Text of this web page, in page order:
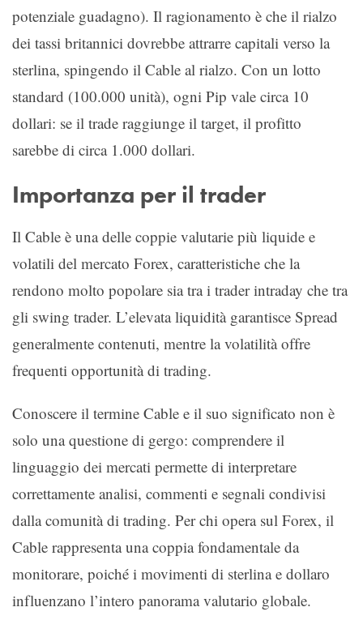
potenziale guadagno). Il ragionamento è che il rialzo
dei tassi britannici dovrebbe attrarre capitali verso la
sterlina, spingendo il Cable al rialzo. Con un lotto
standard (100.000 unità), ogni Pip vale circa 10
dollari: se il trade raggiunge il target, il profitto
sarebbe di circa 1.000 dollari.
Importanza per il trader
Il Cable è una delle coppie valutarie più liquide e
volatili del mercato Forex, caratteristiche che la
rendono molto popolare sia tra i trader intraday che tra
gli swing trader. L’elevata liquidità garantisce Spread
generalmente contenuti, mentre la volatilità offre
frequenti opportunità di trading.
Conoscere il termine Cable e il suo significato non è
solo una questione di gergo: comprendere il
linguaggio dei mercati permette di interpretare
correttamente analisi, commenti e segnali condivisi
dalla comunità di trading. Per chi opera sul Forex, il
Cable rappresenta una coppia fondamentale da
monitorare, poiché i movimenti di sterlina e dollaro
influenzano l’intero panorama valutario globale.